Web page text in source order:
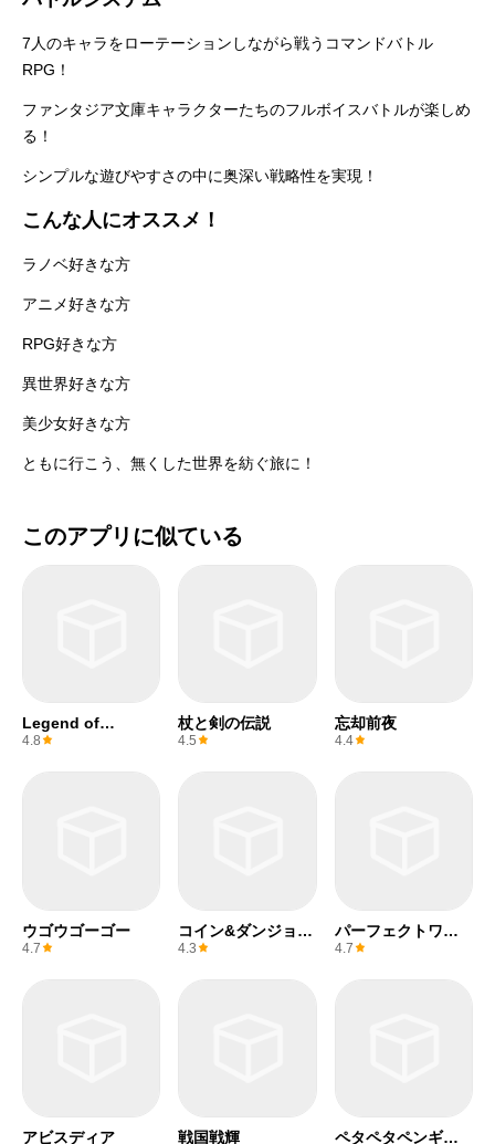
7人のキャラをローテーションしながら戦うコマンドバトル
RPG！
ファンタジア文庫キャラクターたちのフルボイスバトルが楽しめ
る！
シンプルな遊びやすさの中に奥深い戦略性を実現！
こんな人にオススメ！
ラノベ好きな方
アニメ好きな方
RPG好きな方
異世界好きな方
美少女好きな方
ともに行こう、無くした世界を紡ぐ旅に！
このアプリに似ている
Legend of
Mushroom
4.8
杖と剣の伝説
4.5
忘却前夜
4.4
ウゴウゴーゴー
4.7
コイン&ダンジョン
ReBurst
4.3
パーフェクトワー
ルド Z
4.7
アビスディア 戦国戦輝
ペタペタペンギン